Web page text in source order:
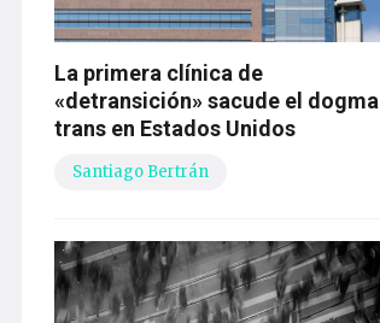
La primera clínica de
«detransición» sacude el dogma
trans en Estados Unidos
Santiago Bertrán